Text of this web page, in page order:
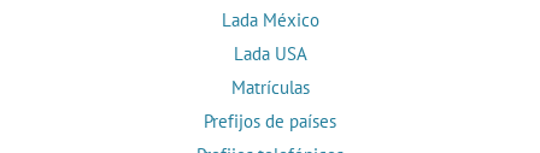
Lada México
Lada USA
Matrículas
Prefijos de países